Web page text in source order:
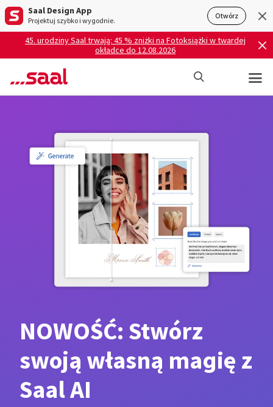
Saal Design App
Projektuj szybko i wygodnie. Otwórz
45. urodziny Saal trwają: 45 % zniżki na Fotoksiążki w twardej
okładce do 12.08.2026
NOWOŚĆ: Stwórz
swoją własną magię z
Saal AI